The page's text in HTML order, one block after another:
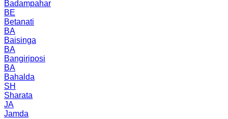
Badampahar
BE
Betanati
BA
Baisinga
BA
Bangiriposi
BA
Bahalda
SH
Sharata
JA
Jamda